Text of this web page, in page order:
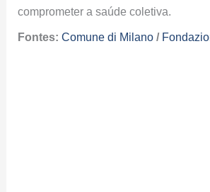
comprometer a saúde coletiva.
Fontes: Comune di Milano /